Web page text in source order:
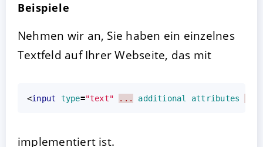
Beispiele
Nehmen wir an, Sie haben ein einzelnes
Textfeld auf Ihrer Webseite, das mit
<input type="text" ... additional attributes
implementiert ist.